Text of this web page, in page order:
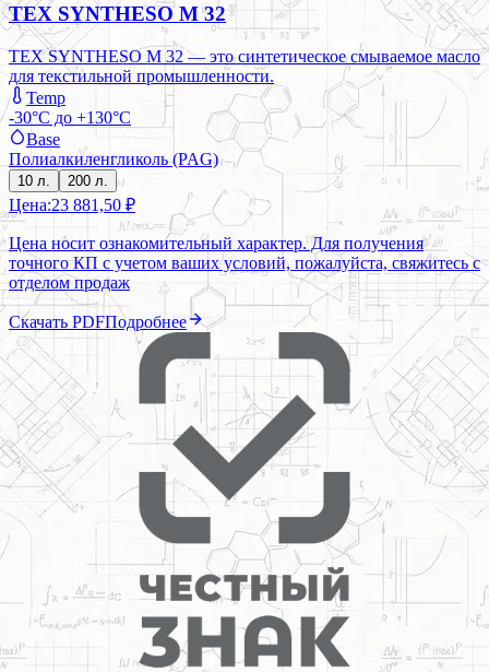
TEX SYNTHESO M 32
TEX SYNTHESO M 32 — это синтетическое смываемое масло
для текстильной промышленности.
Temp
-30°C до +130°C
Base
Полиалкиленгликоль (PAG)
10 л. 200 л.
Цена:23 881,50 ₽
Цена носит ознакомительный характер. Для получения
точного КП с учетом ваших условий, пожалуйста, свяжитесь с
отделом продаж
Скачать PDFПодробнее